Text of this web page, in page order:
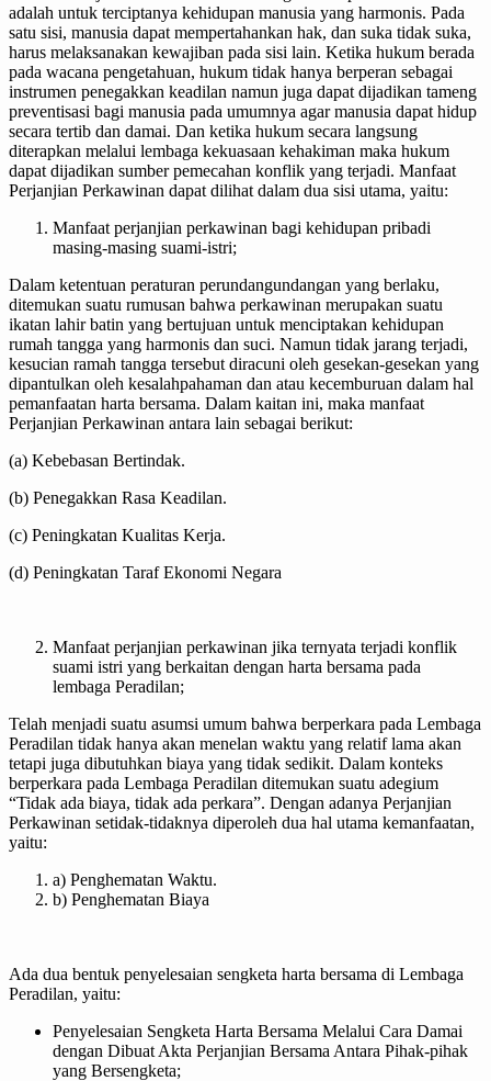
adalah untuk terciptanya kehidupan manusia yang harmonis. Pada
satu sisi, manusia dapat mempertahankan hak, dan suka tidak suka,
harus melaksanakan kewajiban pada sisi lain. Ketika hukum berada
pada wacana pengetahuan, hukum tidak hanya berperan sebagai
instrumen penegakkan keadilan namun juga dapat dijadikan tameng
preventisasi bagi manusia pada umumnya agar manusia dapat hidup
secara tertib dan damai. Dan ketika hukum secara langsung
diterapkan melalui lembaga kekuasaan kehakiman maka hukum
dapat dijadikan sumber pemecahan konflik yang terjadi. Manfaat
Perjanjian Perkawinan dapat dilihat dalam dua sisi utama, yaitu:
Manfaat perjanjian perkawinan bagi kehidupan pribadi
masing-masing suami-istri;
Dalam ketentuan peraturan perundangundangan yang berlaku,
ditemukan suatu rumusan bahwa perkawinan merupakan suatu
ikatan lahir batin yang bertujuan untuk menciptakan kehidupan
rumah tangga yang harmonis dan suci. Namun tidak jarang terjadi,
kesucian ramah tangga tersebut diracuni oleh gesekan-gesekan yang
dipantulkan oleh kesalahpahaman dan atau kecemburuan dalam hal
pemanfaatan harta bersama. Dalam kaitan ini, maka manfaat
Perjanjian Perkawinan antara lain sebagai berikut:
(a) Kebebasan Bertindak.
(b) Penegakkan Rasa Keadilan.
(c) Peningkatan Kualitas Kerja.
(d) Peningkatan Taraf Ekonomi Negara
Manfaat perjanjian perkawinan jika ternyata terjadi konflik
suami istri yang berkaitan dengan harta bersama pada
lembaga Peradilan;
Telah menjadi suatu asumsi umum bahwa berperkara pada Lembaga
Peradilan tidak hanya akan menelan waktu yang relatif lama akan
tetapi juga dibutuhkan biaya yang tidak sedikit. Dalam konteks
berperkara pada Lembaga Peradilan ditemukan suatu adegium
“Tidak ada biaya, tidak ada perkara”. Dengan adanya Perjanjian
Perkawinan setidak-tidaknya diperoleh dua hal utama kemanfaatan,
yaitu:
a) Penghematan Waktu.
b) Penghematan Biaya
Ada dua bentuk penyelesaian sengketa harta bersama di Lembaga
Peradilan, yaitu:
Penyelesaian Sengketa Harta Bersama Melalui Cara Damai
dengan Dibuat Akta Perjanjian Bersama Antara Pihak-pihak
yang Bersengketa;